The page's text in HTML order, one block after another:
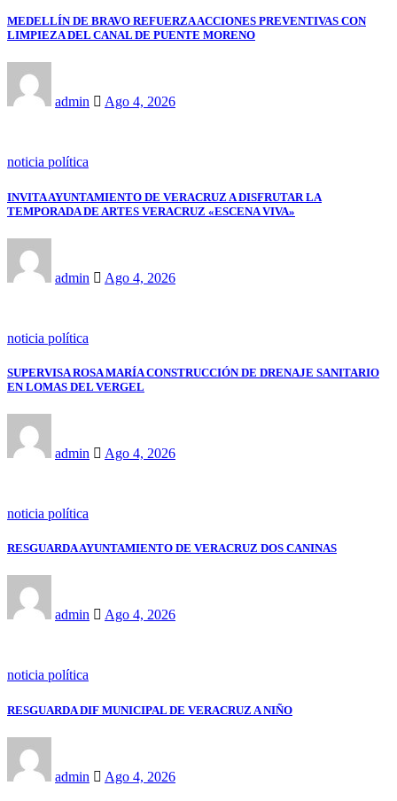
MEDELLÍN DE BRAVO REFUERZA ACCIONES PREVENTIVAS CON
LIMPIEZA DEL CANAL DE PUENTE MORENO
admin Ago 4, 2026
noticia política
INVITA AYUNTAMIENTO DE VERACRUZ A DISFRUTAR LA
TEMPORADA DE ARTES VERACRUZ «ESCENA VIVA»
admin Ago 4, 2026
noticia política
SUPERVISA ROSA MARÍA CONSTRUCCIÓN DE DRENAJE SANITARIO
EN LOMAS DEL VERGEL
admin Ago 4, 2026
noticia política
RESGUARDA AYUNTAMIENTO DE VERACRUZ DOS CANINAS
admin Ago 4, 2026
noticia política
RESGUARDA DIF MUNICIPAL DE VERACRUZ A NIÑO
admin Ago 4, 2026